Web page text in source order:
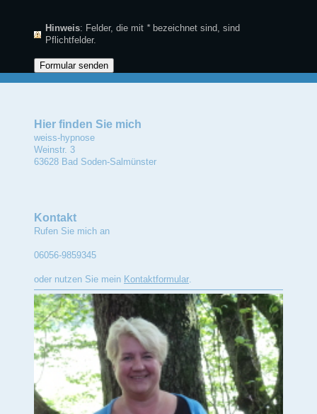
Hinweis : Felder, die mit *bezeichnet sind, sind
Pflichtfelder.
Hier finden Sie mich
weiss-hypnose
Weinstr. 3
63628 Bad Soden-Salmünster
Kontakt
Rufen Sie mich an
06056-9859345
oder nutzen Sie mein Kontaktformular.